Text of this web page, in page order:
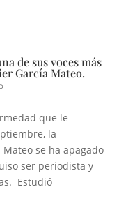
de sus voces más
García Mateo.
que le
la
se ha apagado
ser periodista y
Estudió